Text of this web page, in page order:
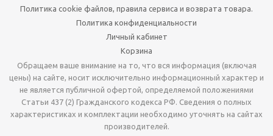
Политика cookie файлов, правила сервиса и возврата товара.
Политика конфиденциальности
Личный кабинет
Корзина
Обращаем ваше внимание на то, что вся информация (включая
цены) на сайте, носит исключительно информационный характер и
не является публичной офертой, определяемой положениями
Статьи 437 (2) Гражданского кодекса РФ. Сведения о полных
характеристиках и комплектации необходимо уточнять на сайтах
производителей.